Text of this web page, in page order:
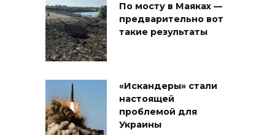
По мосту в Маяках —
предварительно вот
такие результаты
«Искандеры» стали
настоящей
проблемой для
Украины